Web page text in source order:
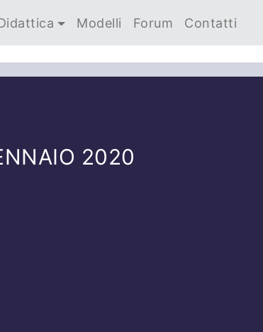
Modelli Forum Contatti
2020